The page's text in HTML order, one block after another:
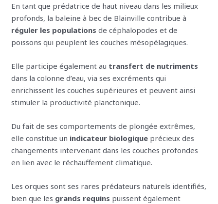
En tant que prédatrice de haut niveau dans les milieux
profonds, la baleine à bec de Blainville contribue à
réguler les populations de céphalopodes et de
poissons qui peuplent les couches mésopélagiques.
Elle participe également au transfert de nutriments
dans la colonne d’eau, via ses excréments qui
enrichissent les couches supérieures et peuvent ainsi
stimuler la productivité planctonique.
Du fait de ses comportements de plongée extrêmes,
elle constitue un indicateur biologique précieux des
changements intervenant dans les couches profondes
en lien avec le réchauffement climatique.
Les orques sont ses rares prédateurs naturels identifiés,
bien que les grands requins puissent également